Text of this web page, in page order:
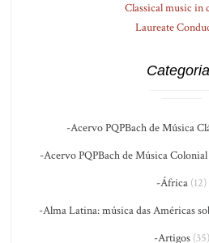
Classical music in
Laureate
-Acervo PQPBach de Música
-Acervo PQPBach de Música
-África (12)
-Alma Latina: música das Américas
-Artigos(35)